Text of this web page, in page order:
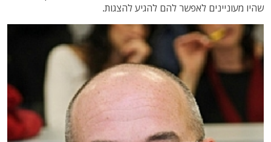
שהיו מעוניינים לאפשר להם להגיע להצגות.